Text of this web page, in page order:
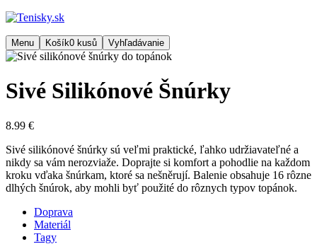
Menu Košík0 kusů Vyhľadávanie
Sivé Silikónové Šnúrky
8.99 €
Sivé silikónové šnúrky sú veľmi praktické, ľahko udržiavateľné a
nikdy sa vám nerozviaže. Doprajte si komfort a pohodlie na každom
kroku vďaka šnúrkam, ktoré sa nešněrují. Balenie obsahuje 16 rôzne
dlhých šnúrok, aby mohli byť použité do rôznych typov topánok.
Doprava
Materiál
Tagy